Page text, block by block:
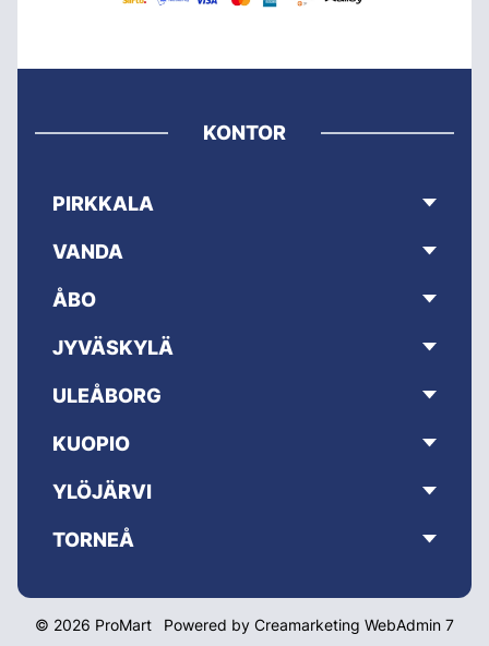
KONTOR
PIRKKALA
VANDA
ÅBO
JYVÄSKYLÄ
ULEÅBORG
KUOPIO
YLÖJÄRVI
TORNEÅ
© 2026 ProMart Powered by Creamarketing WebAdmin 7